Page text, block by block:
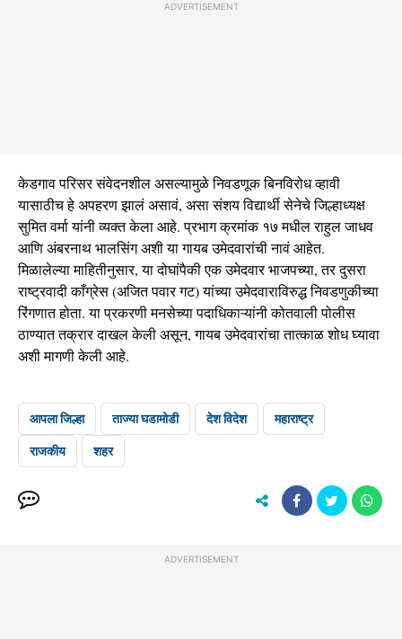
ADVERTISEMENT
केडगाव परिसर संवेदनशील असल्यामुळे निवडणूक बिनविरोध व्हावी
यासाठीच हे अपहरण झालं असावं, असा संशय विद्यार्थी सेनेचे जिल्हाध्यक्ष
सुमित वर्मा यांनी व्यक्त केला आहे. प्रभाग क्रमांक १७ मधील राहुल जाधव
आणि अंबरनाथ भालसिंग अशी या गायब उमेदवारांची नावं आहेत.
मिळालेल्या माहितीनुसार, या दोघांपैकी एक उमेदवार भाजपच्या, तर दुसरा
राष्ट्रवादी काँग्रेस (अजित पवार गट) यांच्या उमेदवाराविरुद्ध निवडणुकीच्या
रिंगणात होता. या प्रकरणी मनसेच्या पदाधिकाऱ्यांनी कोतवाली पोलीस
ठाण्यात तक्रार दाखल केली असून, गायब उमेदवारांचा तात्काळ शोध घ्यावा
अशी मागणी केली आहे.
आपला जिल्हा ताज्या घडामोडी देश विदेश महाराष्ट्र
राजकीय शहर
ADVERTISEMENT